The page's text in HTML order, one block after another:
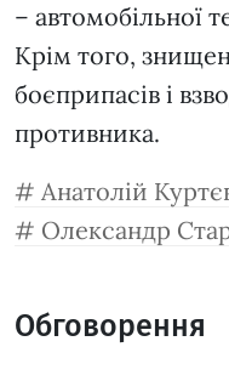
– автомобільної
Крім того,
боєприпасів і
противника.
Анатолій
Олександр
Обговорення